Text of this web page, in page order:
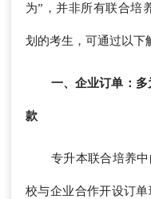
为”，并非所有联合培
划的考生，可通过以下
一、企业订单：
款
专升本联合培养
校与企业合作开设订